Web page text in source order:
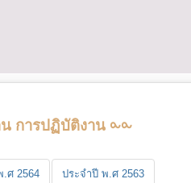
การปฏิบัติงาน ⧜⧜
.ศ 2564 ประจำปี พ.ศ 2563